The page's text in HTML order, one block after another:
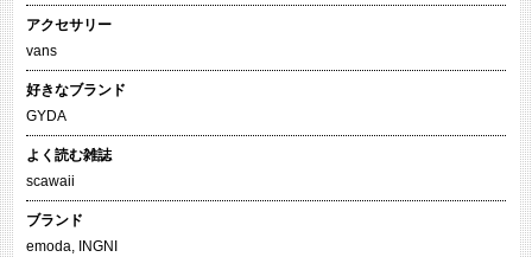
アクセサリー
vans
好きなブランド
GYDA
よく読む雑誌
scawaii
ブランド
emoda, INGNI